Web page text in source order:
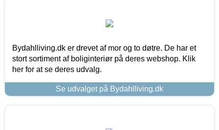
Bydahlliving.dk er drevet af mor og to døtre. De har et
stort sortiment af boliginteriør på deres webshop. Klik
her for at se deres udvalg.
Se udvalget på Bydahlliving.dk